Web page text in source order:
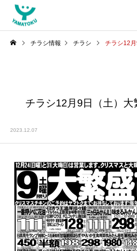
チラシ情報 チラシ チラシ12
チラシ12月9日（土）大
2023.12.07